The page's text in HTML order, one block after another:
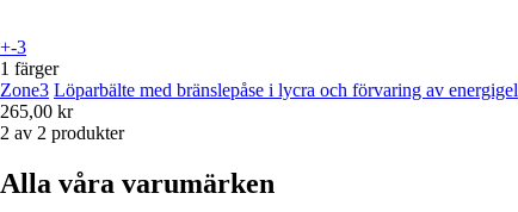
+-3
1 färger
Zone3 Löparbälte med bränslepåse i lycra och förvaring av energigel
265,00 kr
2 av 2 produkter
Alla våra varumärken